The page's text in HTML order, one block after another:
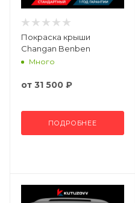
Покраска крыши
Changan Benben
Много
от 31 500 ₽
ПОДРОБНЕЕ